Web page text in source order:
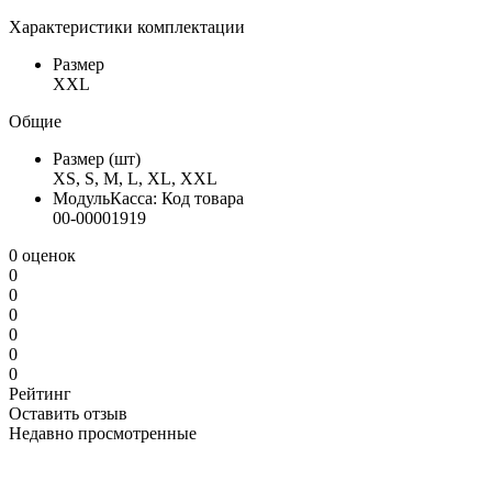
Характеристики комплектации
Размер
XXL
Общие
Размер (шт)
XS, S, M, L, XL, XXL
МодульКасса: Код товара
00-00001919
0 оценок
0
0
0
0
0
0
Рейтинг
Оставить отзыв
Недавно просмотренные